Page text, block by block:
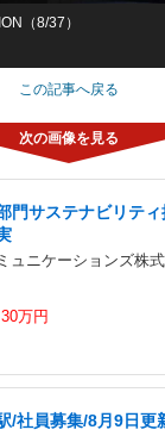
（8/37）
この記事へ戻る
門サステナビリテ
ュニケーションズ株
万円
/社員募集/8月9日更